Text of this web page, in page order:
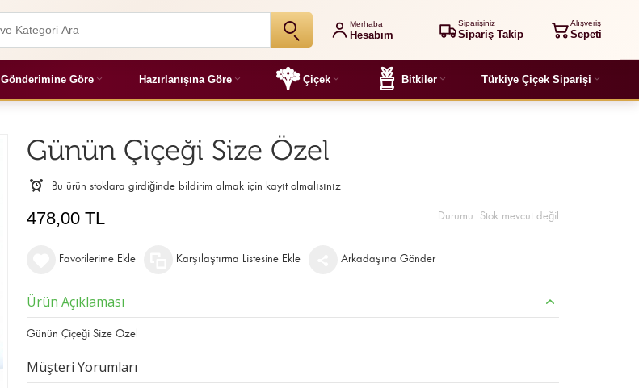
Merhaba
Hesabım
Siparişiniz
Sipariş Takip
Alışveriş
Sepeti
Gönderimine Göre Hazırlanışına Göre Çiçek Bitkiler Türkiye Çiçek Siparişi
Günün Çiçeği Size Özel
Bu ürün stoklara girdiğinde bildirim almak için kayıt olmalısınız
Durumu: Stok mevcut değil
478,00 TL
Favorilerime Ekle Karşılaştırma Listesine Ekle Arkadaşına Gönder
Ürün Açıklaması
Günün Çiçeği Size Özel
Müşteri Yorumları